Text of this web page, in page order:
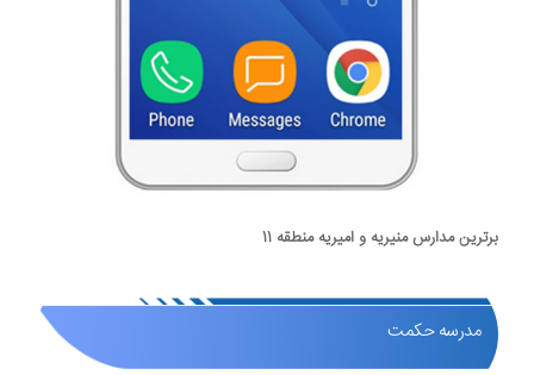
برترین مدارس منیریه و امیریه منطقه 11
مدرسه حکمت